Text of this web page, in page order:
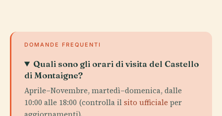
DOMANDE FREQUENTI
Quali sono gli orari di visita del Castello
di Montaigne?
Aprile–Novembre, martedì–domenica, dalle
10:00 alle 18:00 (controlla ilsito ufficiale per